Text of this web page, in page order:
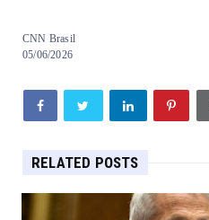
CNN Brasil
05/06/2026
RELATED POSTS